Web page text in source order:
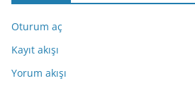
Oturum aç
Kayıt akışı
Yorum akışı